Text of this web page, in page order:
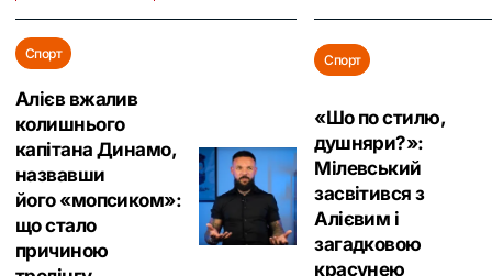
Спорт
Алієв вжалив
колишнього
капітана Динамо,
назвавши
його «мопсиком»:
що стало
причиною
Спорт
«Шо по стилю,
душняри?»:
Мілевський
засвітився з
Алієвим і
загадковою
красунею